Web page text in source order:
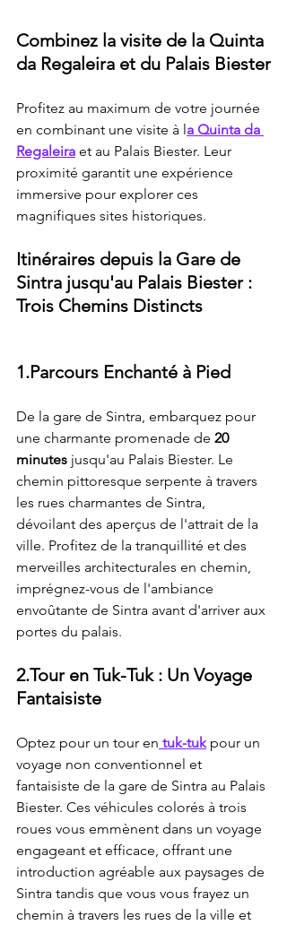
Combinez la visite de la Quinta
da Regaleira et du Palais Biester
Profitez au maximum de votre journée
en combinant une visite à la Quinta da
Regaleira et au Palais Biester. Leur
proximité garantit une expérience
immersive pour explorer ces
magnifiques sites historiques.
Itinéraires depuis la Gare de
Sintra jusqu'au Palais Biester :
Trois Chemins Distincts
1.Parcours Enchanté à Pied
De la gare de Sintra, embarquez pour
une charmante promenade de 20
minutes jusqu'au Palais Biester. Le
chemin pittoresque serpente à travers
les rues charmantes de Sintra,
dévoilant des aperçus de l'attrait de la
ville. Profitez de la tranquillité et des
merveilles architecturales en chemin,
imprégnez-vous de l'ambiance
envoûtante de Sintra avant d'arriver aux
portes du palais.
2.Tour en Tuk-Tuk : Un Voyage
Fantaisiste
Optez pour un tour en tuk-tuk pour un
voyage non conventionnel et
fantaisiste de la gare de Sintra au Palais
Biester. Ces véhicules colorés à trois
roues vous emmènent dans un voyage
engageant et efficace, offrant une
introduction agréable aux paysages de
Sintra tandis que vous vous frayez un
chemin à travers les rues de la ville et